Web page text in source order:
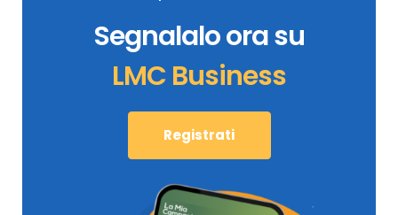
Segnalalo ora su
LMC Business
Registrati